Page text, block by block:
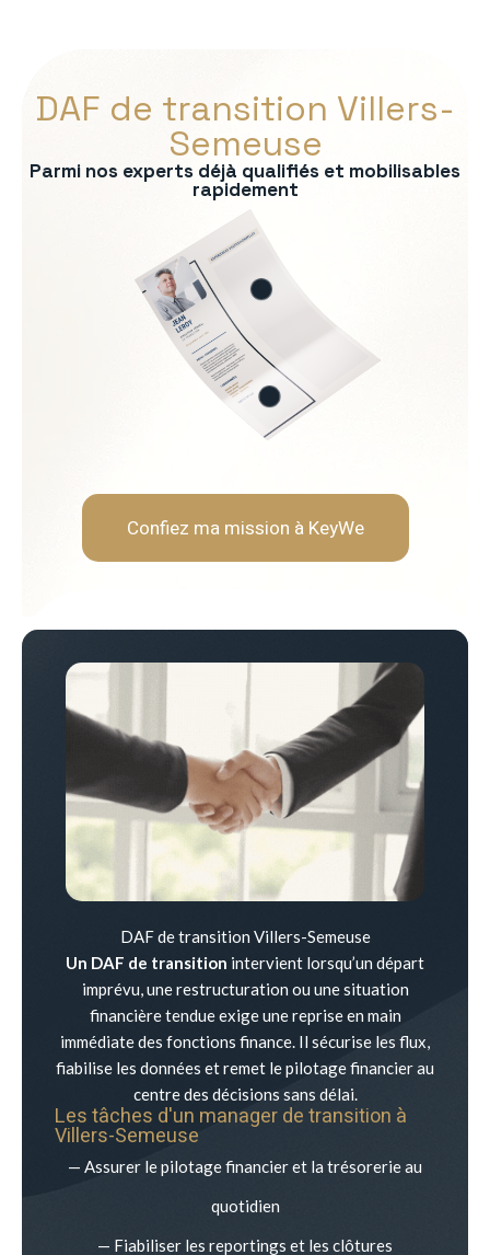
DAF de transition Villers-
Semeuse
Parmi nos experts déjà qualifiés et mobilisables
rapidement
Soft Skills recherchées :
Rigueur et fiabilité
Neutralité et indépendance
Capacité d'analyse et de
Confiez ma mission à KeyWe
DAF de transition Villers-Semeuse
Un DAF de transition intervient lorsqu’un départ
imprévu, une restructuration ou une situation
financière tendue exige une reprise en main
immédiate des fonctions finance. Il sécurise les flux,
fiabilise les données et remet le pilotage financier au
centre des décisions sans délai.
Les tâches d'un manager de transition à
Villers-Semeuse
— Assurer le pilotage financier et la trésorerie au
quotidien
— Fiabiliser les reportings et les clôtures